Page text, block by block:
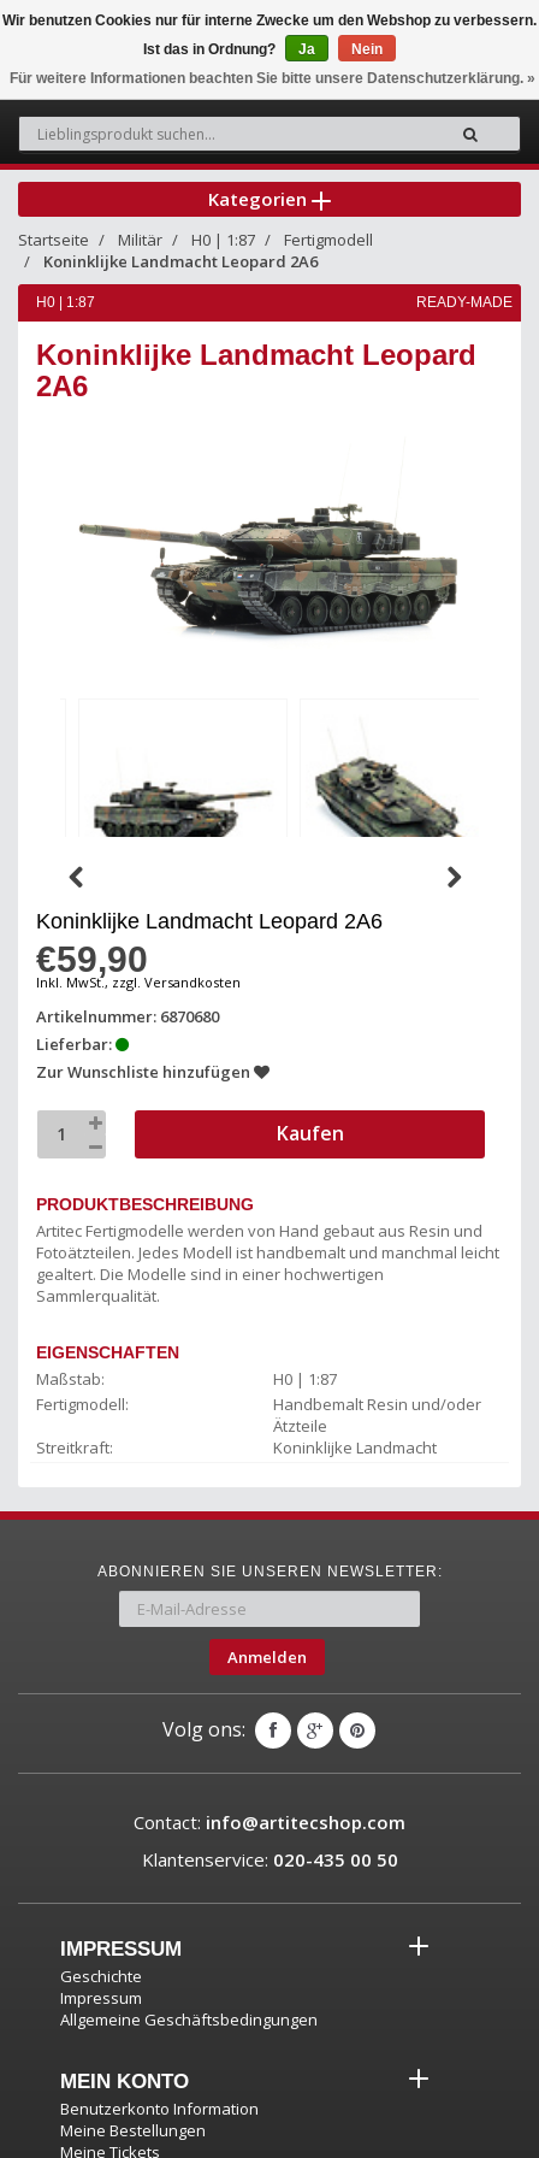
0
Kategorien
Startseite Militär H0 | 1:87
Fertigmodell
Koninklijke Landmacht Leopard 2A6
H0 | 1:87 READY-MADE
Koninklijke Landmacht Leopard
2A6
Koninklijke Landmacht Leopard 2A6
€59,90
Inkl. MwSt., zzgl. Versandkosten
Artikelnummer: 6870680
Lieferbar:
Zur Wunschliste hinzufügen
Kaufen
PRODUKTBESCHREIBUNG
Artitec Fertigmodelle werden von Hand gebaut aus Resin und
Fotoätzteilen. Jedes Modell ist handbemalt und manchmal leicht
gealtert. Die Modelle sind in einer hochwertigen
Sammlerqualität.
EIGENSCHAFTEN
Maßstab:
H0 | 1:87
Fertigmodell:
Handbemalt Resin und/oder
Ätzteile
Streitkraft:
Koninklijke Landmacht
ABONNIEREN SIE UNSEREN NEWSLETTER:
Anmelden
Volg ons:
Contact: info@artitecshop.com
Klantenservice: 020-435 00 50
IMPRESSUM
Geschichte
Impressum
Allgemeine Geschäftsbedingungen
MEIN KONTO
Benutzerkonto Information
Meine Bestellungen
Meine Tickets
Wir benutzen Cookies nur für interne Zwecke um den Webshop zu verbessern.
Ist das in Ordnung?
Ja
Nein
Für weitere Informationen beachten Sie bitte unsere Datenschutzerklärung. »